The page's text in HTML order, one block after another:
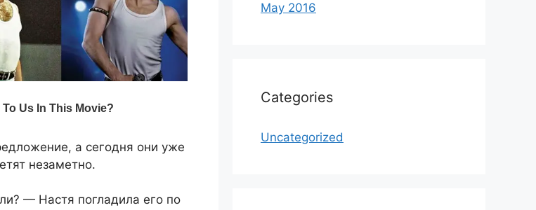
а сегодня они уже
незаметно.
— Настя погладила его по
May 2016
Categories
Uncategorized